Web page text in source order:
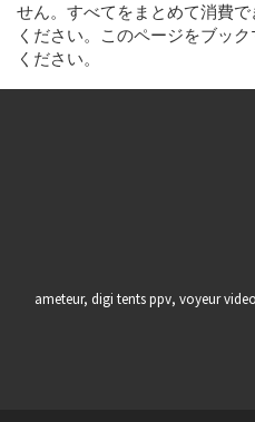
せん。すべてをまとめて消費
ください。このページをブッ
ください。
ameteur, digi tents ppv, voyeur